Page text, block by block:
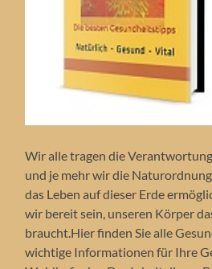
Wir alle tragen die
und je mehr wir die
das Leben auf dieser Erde
wir bereit sein, unseren Körper
braucht.Hier finden Sie alle
wichtige Informationen für Ihre